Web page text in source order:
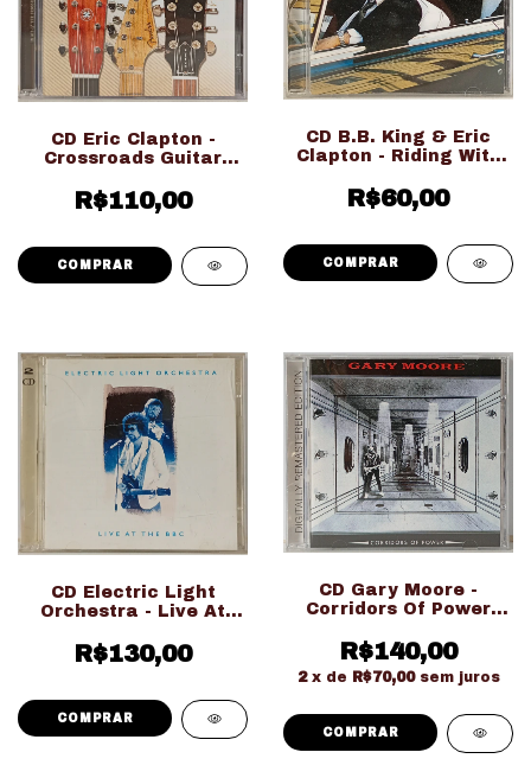
CD Eric Clapton -
Crossroads Guitar
Ed. Nacional Duplo)
R$110,00
CD B.B. King & Eric
Clapton - Riding With
Nacional)
R$60,00
CD Electric Light
Orchestra - Live At
Nacional Duplo)
R$130,00
CD Gary Moore -
Corridors Of Power
R$140,00
2 x de R$70,00 sem juros